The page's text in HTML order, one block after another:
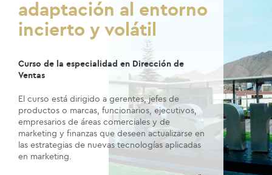
adaptación al entorno
incierto y volátil
Curso de la especialidad en Dirección de
Ventas
El curso está dirigido a gerentes, jefes de
productos o marcas, funcionarios, ejecutivos,
empresarios de áreas comerciales y de
marketing y finanzas que deseen actualizarse en
las estrategias de nuevas tecnologías aplicadas
en marketing.